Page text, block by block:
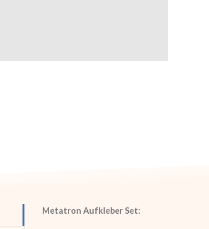
Metatron Aufkleber Set: